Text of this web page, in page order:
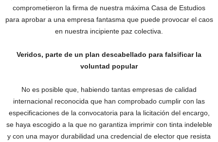
comprometieron la firma de nuestra máxima Casa de Estudios
para aprobar a una empresa fantasma que puede provocar el caos
en nuestra incipiente paz colectiva.
Veridos, parte de un plan descabellado para falsificar la
voluntad popular
No es posible que, habiendo tantas empresas de calidad
internacional reconocida que han comprobado cumplir con las
especificaciones de la convocatoria para la licitación del encargo,
se haya escogido a la que no garantiza imprimir con tinta indeleble
y con una mayor durabilidad una credencial de elector que resista